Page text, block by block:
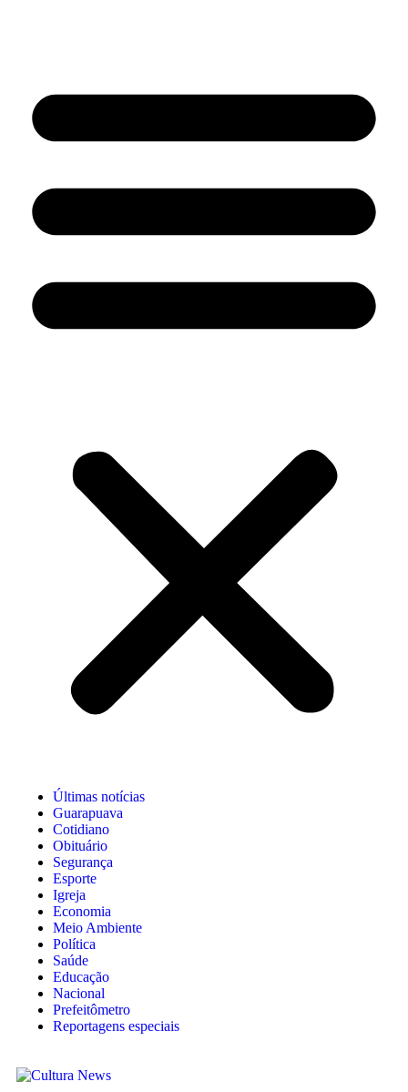
Últimas notícias
Guarapuava
Cotidiano
Obituário
Segurança
Esporte
Igreja
Economia
Meio Ambiente
Política
Saúde
Educação
Nacional
Prefeitômetro
Reportagens especiais